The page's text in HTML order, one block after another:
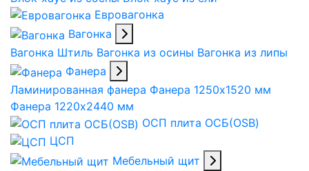
Евровагонка
Вагонка
Вагонка Штиль Вагонка из осины Вагонка из липы
Фанера
Ламинированная фанера Фанера 1250х1520 мм
Фанера 1220х2440 мм
ОСП плита ОСБ(OSB)
ЦСП
Мебельный щит